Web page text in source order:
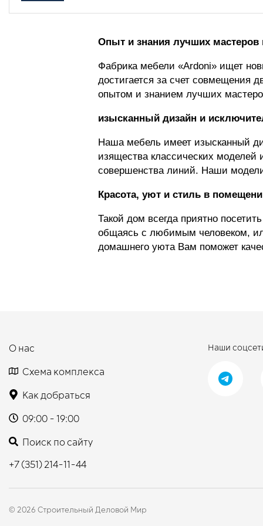
Опыт и знания лучших мастеров
Фабрика мебели «Ardoni» ищет
достигается за счет совмещения
опытом и знанием лучших
изысканный дизайн и
Наша мебель имеет изысканный
изящества классических моделей
совершенства линий. Наши
Красота, уют и стиль в
Такой дом всегда приятно
общаясь с любимым человеком,
домашнего уюта Вам поможет
О нас
Схема комплекса
Как добраться
09:00 - 19:00
Поиск по сайту
+7 (351) 214-11-44
Наши
© 2026 Строительный Деловой Мир